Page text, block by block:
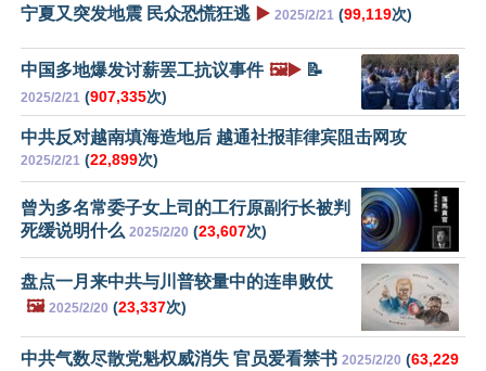
宁夏又突发地震 民众恐慌狂逃 ▶️ 2025/2/21 (99,119次)
中国多地爆发讨薪罢工抗议事件 🖼️▶️ 📝
2025/2/21 (907,335次)
中共反对越南填海造地后 越通社报菲律宾阻击网攻
2025/2/21 (22,899次)
曾为多名常委子女上司的工行原副行长被判
死缓说明什么 2025/2/20 (23,607次)
盘点一月来中共与川普较量中的连串败仗
🖼️ 2025/2/20 (23,337次)
中共气数尽散党魁权威消失 官员爱看禁书 2025/2/20 (63,229